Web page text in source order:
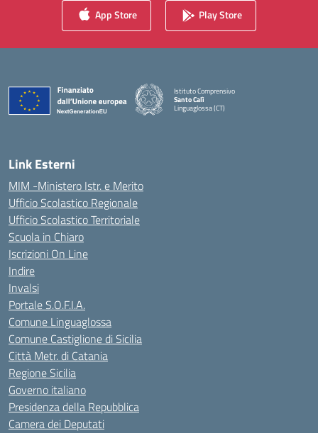
App Store Play Store
Istituto Comprensivo
Santo Calì
Linguaglossa (CT)
— Visita la pagina iniziale della scuola
Link Esterni
MIM -Ministero Istr. e Merito
Ufficio Scolastico Regionale
Ufficio Scolastico Territoriale
Scuola in Chiaro
Iscrizioni On Line
Indire
Invalsi
Portale S.O.F.I.A.
Comune Linguaglossa
Comune Castiglione di Sicilia
Città Metr. di Catania
Regione Sicilia
Governo italiano
Presidenza della Repubblica
Camera dei Deputati